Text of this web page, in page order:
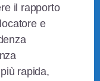
il rapporto
e
rapida,